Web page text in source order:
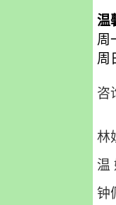
温
周
周
咨
林
温
钟